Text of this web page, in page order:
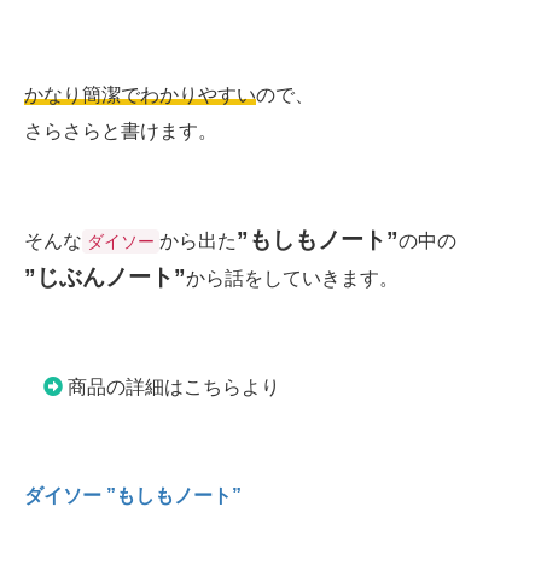
かなり簡潔でわかりやすいので、
さらさらと書けます。
そんな ダイソー から出た”もしもノート”の中の
”じぶんノート”から話をしていきます。
商品の詳細はこちらより
ダイソー ”もしもノート”